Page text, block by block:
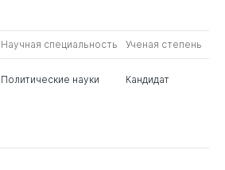
Научная специальность Ученая степень
Политические науки Кандидат